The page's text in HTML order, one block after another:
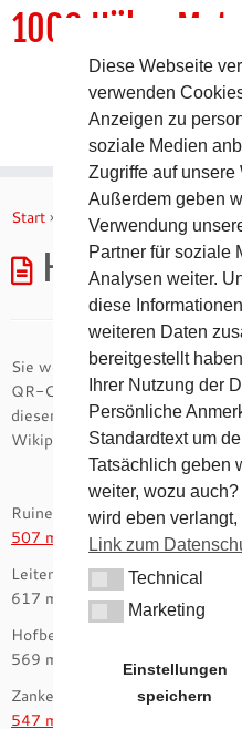
Inhalt
1000
DER
Start » Höhepunkte ü. NN
Höhepunkte ü.
Sie werden einige
QR-Code-Markierungen
dieser Seite hier, welche Sie
Wikipedia weiterleitet.
Ruine Lichtenstein
507 m ü. NN
Leitenberg
617 m ü. NN
Hofberg
569 m ü. NN
Zankelstein
547 m ü. NN
Diese Webseite
verwenden
Anzeigen zu
soziale Medien
Zugriffe auf unsere
Außerdem geben
Verwendung
Partner für soziale
Analysen weiter.
diese
weiteren Daten
bereitgestellt
Ihrer Nutzung der
Persönliche
Standardtext um
Tatsächlich geben
weiter, wozu
wird eben
Link zum
TechnicalTechnical
MarketingMarketing
Einstellungen
speichern